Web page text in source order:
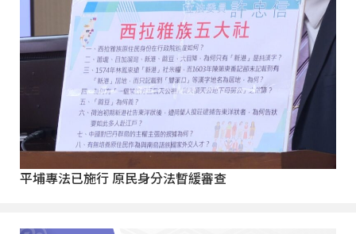
平埔專法已施行 原民身分法暫緩審查